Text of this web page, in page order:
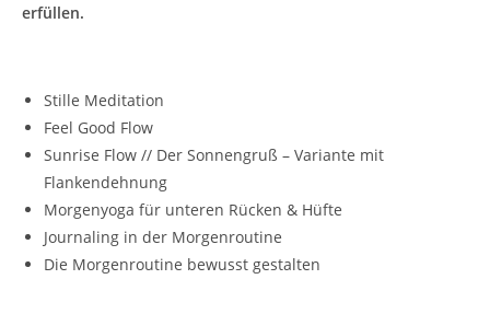
erfüllen.
Stille Meditation
Feel Good Flow
Sunrise Flow // Der Sonnengruß – Variante mit
Flankendehnung
Morgenyoga für unteren Rücken & Hüfte
Journaling in der Morgenroutine
Die Morgenroutine bewusst gestalten